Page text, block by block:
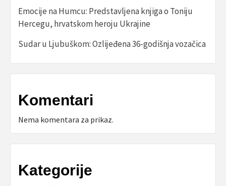
Emocije na Humcu: Predstavljena knjiga o Toniju
Hercegu, hrvatskom heroju Ukrajine
Sudar u Ljubuškom: Ozlijeđena 36-godišnja vozačica
Komentari
Nema komentara za prikaz.
Kategorije